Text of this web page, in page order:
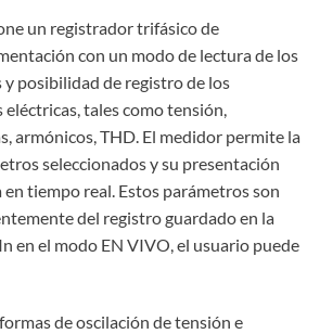
un registrador trifásico de
con un modo de lectura de los
posibilidad de registro de los
eléctricas, tales como tensión,
armónicos, THD. El medidor permite la
seleccionados y su presentación
tiempo real. Estos parámetros son
del registro guardado en la
en el modo EN VIVO, el usuario puede
de oscilación de tensión e